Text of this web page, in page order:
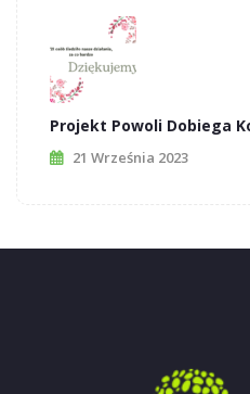
Projekt Powoli Dobiega
21 Września 2023